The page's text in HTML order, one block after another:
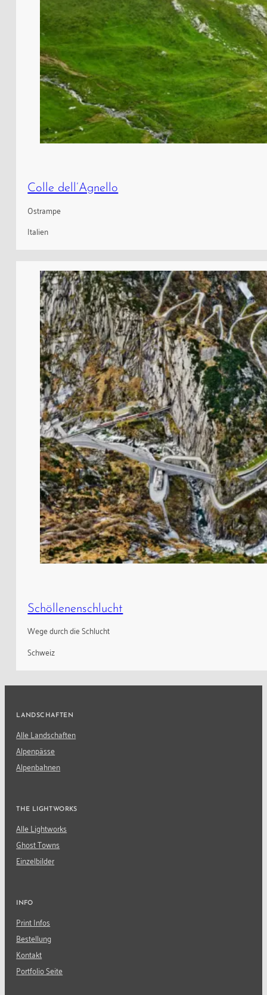
Colle dell’Agnello
Ostrampe
Italien
Schöllenenschlucht
Wege durch die Schlucht
Schweiz
LANDSCHAFTEN
Alle Landschaften
Alpenpässe
Alpenbahnen
THE LIGHTWORKS
Alle Lightworks
Ghost Towns
Einzelbilder
INFO
Print Infos
Bestellung
Kontakt
Portfolio Seite